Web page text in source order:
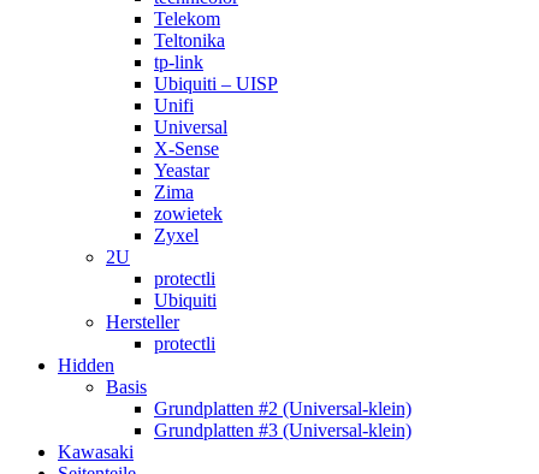
Telekom
Teltonika
tp-link
Ubiquiti – UISP
Unifi
Universal
X-Sense
Yeastar
Zima
zowietek
Zyxel
2U
protectli
Ubiquiti
Hersteller
protectli
Hidden
Basis
Grundplatten #2 (Universal-klein)
Grundplatten #3 (Universal-klein)
Kawasaki